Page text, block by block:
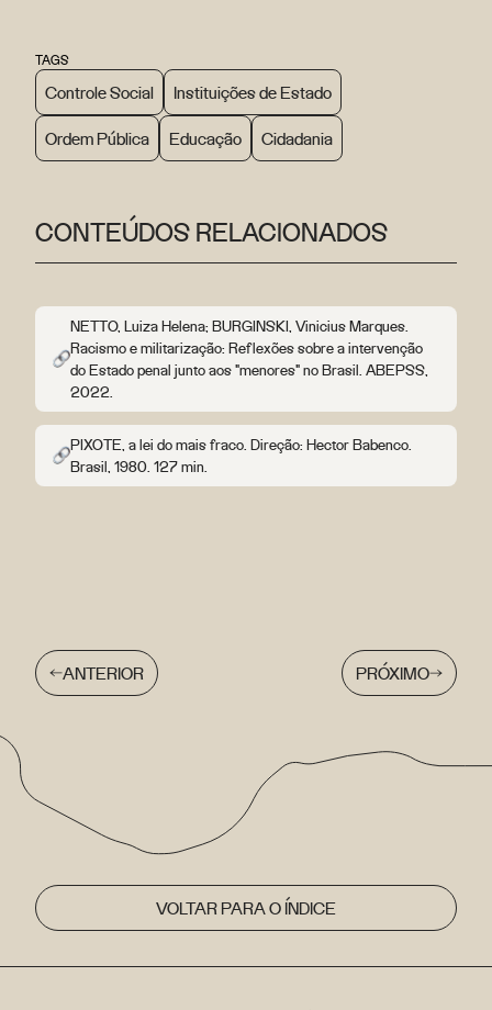
TAGS
Controle Social Instituições de Estado
Ordem Pública Educação Cidadania
CONTEÚDOS RELACIONADOS
NETTO, Luiza Helena; BURGINSKI, Vinicius Marques.
Racismo e militarização: Reflexões sobre a intervenção
do Estado penal junto aos "menores" no Brasil. ABEPSS,
2022.
PIXOTE, a lei do mais fraco. Direção: Hector Babenco.
Brasil, 1980. 127 min.
ANTERIOR PRÓXIMO
VOLTAR PARA O ÍNDICE